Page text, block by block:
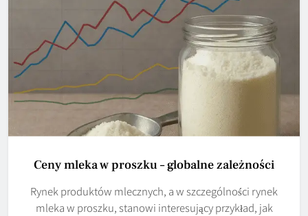
Ceny mleka w proszku – globalne zależności
Rynek produktów mlecznych, a w szczególności rynek
mleka w proszku, stanowi interesujący przykład, jak